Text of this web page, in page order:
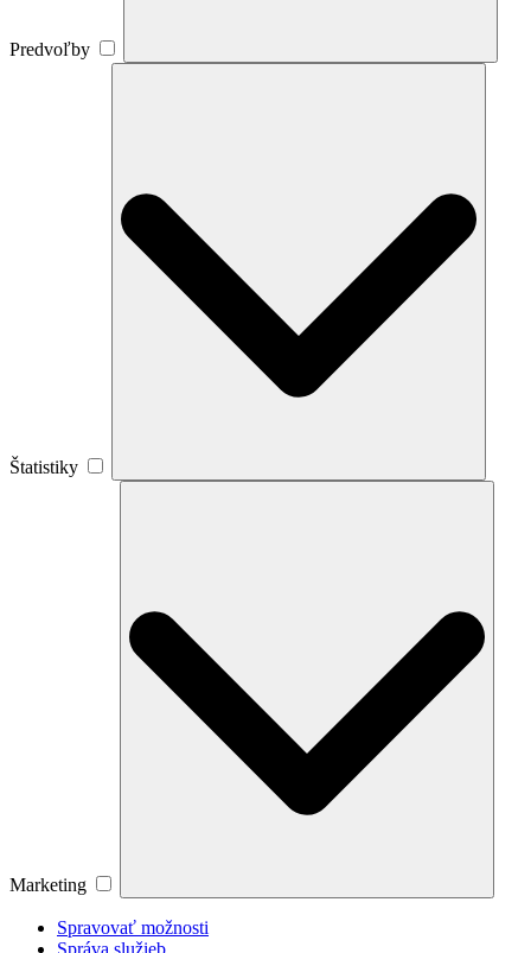
Predvoľby
Štatistiky
Štatistiky
Marketing
Marketing
Spravovať možnosti
Správa služieb